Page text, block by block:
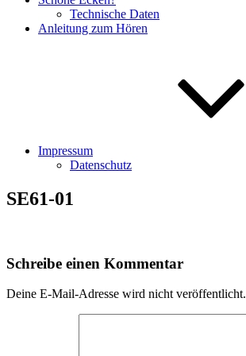
Technische Daten
Anleitung zum Hören
Impressum
Datenschutz
SE61-01
Schreibe einen Kommentar
Deine E-Mail-Adresse wird nicht veröffentlicht.